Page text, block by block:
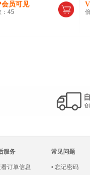
员可见
45
服务
订单信息
常见问题
• 忘记密码